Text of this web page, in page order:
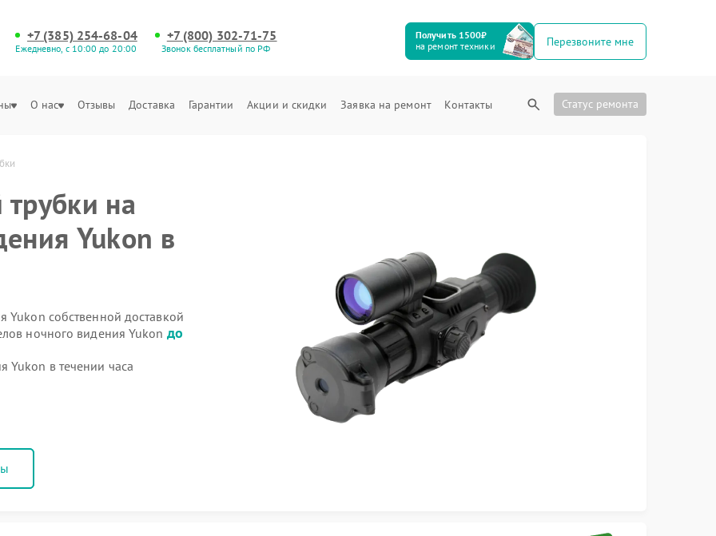
+7 (385) 254-68-04
Ежедневно, с 10:00 до 20:00
+7 (800) 302-71-75
Звонок бесплатный по РФ
Получить 1500₽
на ремонт техники
Перезвоните мне
О нас Отзывы Доставка Гарантии Акции и скидки Заявка на ремонт Контакты Статус ремонта
на
Yukon в
Yukon собственной доставкой
ночного видения Yukon до
Yukon в течении часа